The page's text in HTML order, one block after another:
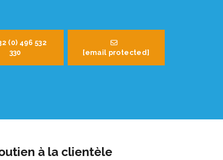
(0) 496 532
330
[email protected]
à la clientèle